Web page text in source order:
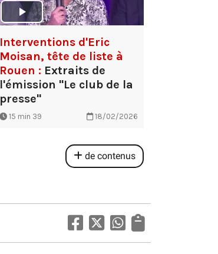
Interventions d'Eric
Moisan, tête de liste à
Rouen : Extraits de
l'émission "Le club de la
presse"
15 min 39 18/02/2026
de contenus